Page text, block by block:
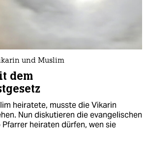
und Muslim
dem
heiratete, musste die Vikarin
Nun diskutieren die evangelischen
heiraten dürfen, wen sie